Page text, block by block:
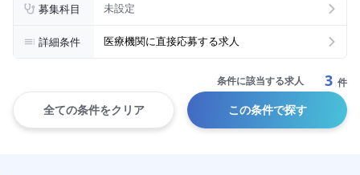
募集科目 未設定
詳細条件 医療機関に直接応募する求人
条件に該当する求人 3 件
全ての条件をクリア この条件で探す